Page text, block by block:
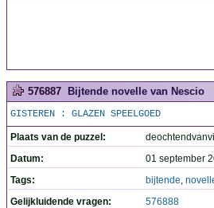
576887 Bijtende novelle van Nescio
GISTEREN : GLAZEN SPEELGOED
Plaats van de puzzel:
Datum:
01 september
Tags:
bijtende,
Gelijkluidende vragen:
576888